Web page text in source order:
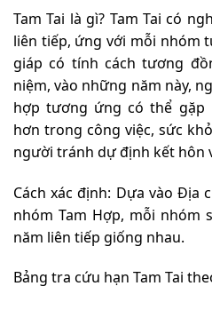
Tam Tai là gì? Tam Tai có
liên tiếp, ứng với mỗi nhóm
giáp có tính cách tương
niệm, vào những năm này,
hợp tương ứng có thể gặp
hơn trong công việc, sức
người tránh dự định kết hôn
Cách xác định: Dựa vào Địa
nhóm Tam Hợp, mỗi nhóm
năm liên tiếp giống nhau.
Bảng tra cứu hạn Tam Tai